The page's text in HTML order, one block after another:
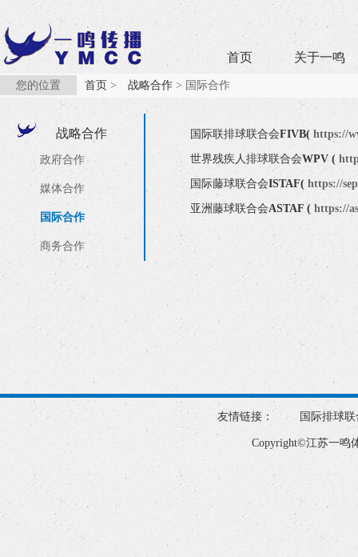
首页 关于一鸣
您的位置 首页 > 战略合作 > 国际合作
战略合作
政府合作
媒体合作
国际合作
商务合作
国际联排球联合会FIVB( https://
世界残疾人排球联合会WPV (
国际藤球联合会ISTAF( https://
亚洲藤球联合会ASTAF ( https://
友情链接： 国际排球
Copyright©江苏一鸣